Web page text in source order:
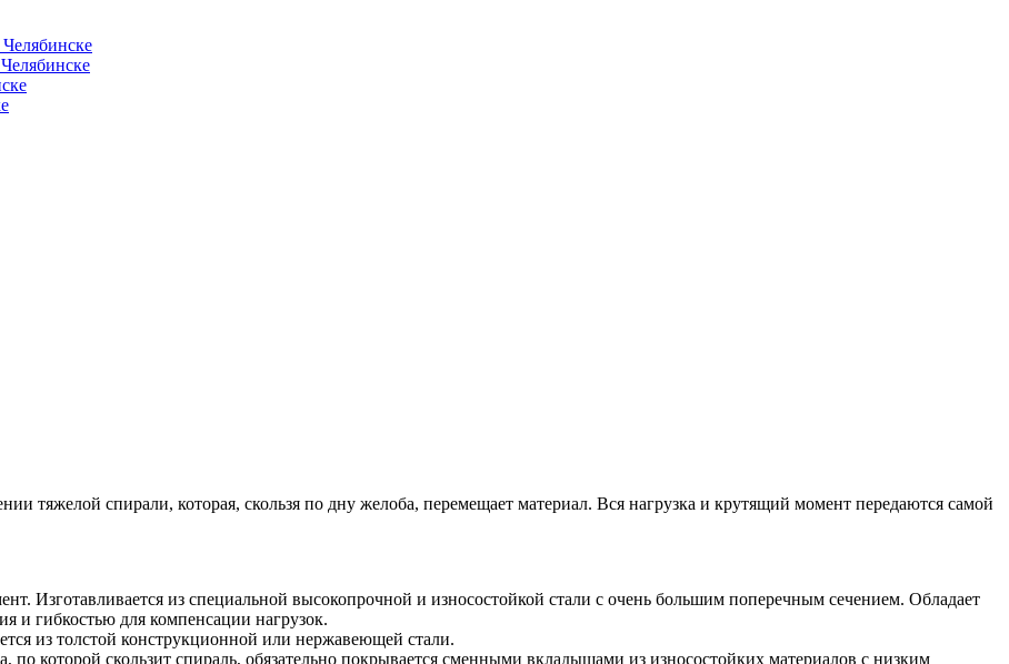
тяжелой спирали, которая, скользя по дну желоба, перемещает материал. Вся нагрузка и крутящий момент передаются самой
Изготавливается из специальной высокопрочной и износостойкой стали с очень большим поперечным сечением. Обладает
и гибкостью для компенсации нагрузок.
из толстой конструкционной или нержавеющей стали.
по которой скользит спираль, обязательно покрывается сменными вкладышами из износостойких материалов с низким